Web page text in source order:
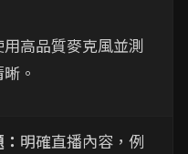
用高品質麥克風並測
。
明確直播內容，例